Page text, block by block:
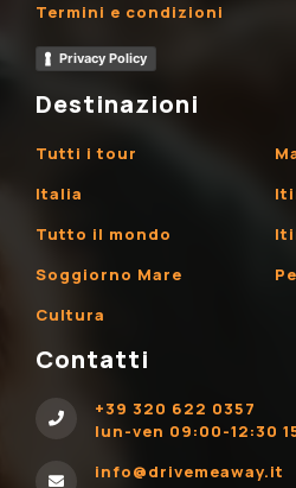
Termini e condizioni
Privacy Policy
Destinazioni
Tutti i tour
Italia
Tutto il mondo
Soggiorno Mare
Cultura
Contatti
+39 320 622 0357
lun-ven 09:00-12:30
info@drivemeaway.it